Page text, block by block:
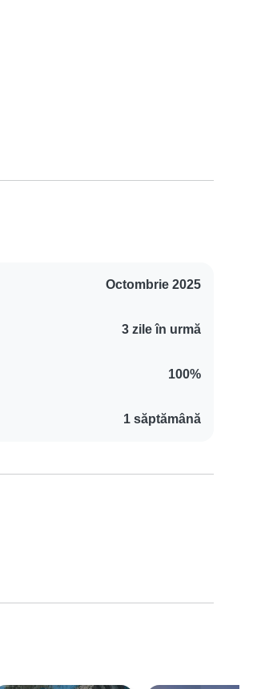
Octombrie 2025
3 zile în urmă
100%
1 săptămână